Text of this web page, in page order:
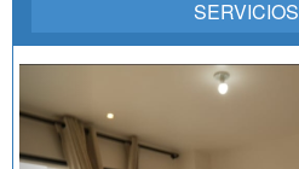
SERVICIOS